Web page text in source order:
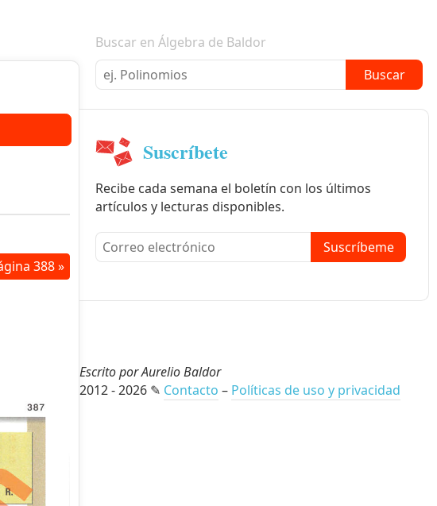
Boletín informativo
388 »
Buscar en Álgebra de Baldor
Buscar
Suscríbete
Recibe cada semana el boletín con los últimos
artículos y lecturas disponibles.
Suscríbeme
Escrito por Aurelio Baldor
2012 - 2026 ✎ Contacto – Políticas de uso y privacidad